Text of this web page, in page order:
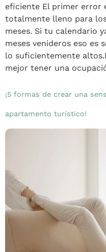
eficiente El primer error
totalmente lleno para
meses. Si tu calendario
meses venideros eso es
lo suficientemente
mejor tener una
¡5 formas de crear una
apartamento turístico!